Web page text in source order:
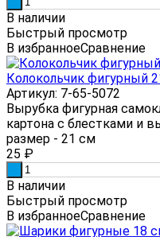
В наличии
Быстрый просмотр
В избранноеСравнение
Колокольчик фигурный
Артикул: 7-65-5072
Вырубка фигурная
картона с блестками и
размер - 21 см
25 ₽
В наличии
Быстрый просмотр
В избранноеСравнение